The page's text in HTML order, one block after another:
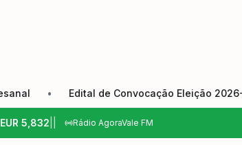
• Edital de Convocação Eleição 2026-2029
EUR 5,832 Rádio AgoraVale FM